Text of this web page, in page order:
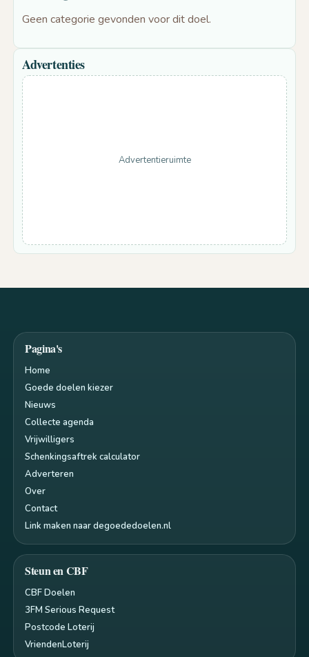
Geen categorie gevonden voor dit doel.
Advertenties
Advertentieruimte
Pagina's
Home
Goede doelen kiezer
Nieuws
Collecte agenda
Vrijwilligers
Schenkingsaftrek calculator
Adverteren
Over
Contact
Link maken naar degoededoelen.nl
Steun en CBF
CBF Doelen
3FM Serious Request
Postcode Loterij
VriendenLoterij